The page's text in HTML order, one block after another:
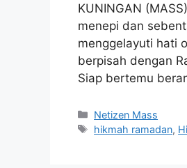
KUNINGAN
menepi dan
menggelayuti hati
berpisah dengan
Siap bertemu
Kategori
Netizen Mass
Tag
hikmah ramadan,